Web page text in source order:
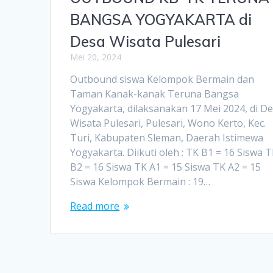
BANGSA YOGYAKARTA di
Desa Wisata Pulesari
Mei 20, 2024
Outbound siswa Kelompok Bermain dan
Taman Kanak-kanak Teruna Bangsa
Yogyakarta, dilaksanakan 17 Mei 2024, di
Wisata Pulesari, Pulesari, Wono Kerto, Kec.
Turi, Kabupaten Sleman, Daerah Istimewa
Yogyakarta. Diikuti oleh : TK B1 = 16 Siswa
B2 = 16 Siswa TK A1 = 15 Siswa TK A2 = 15
Siswa Kelompok Bermain : 19…
Read more